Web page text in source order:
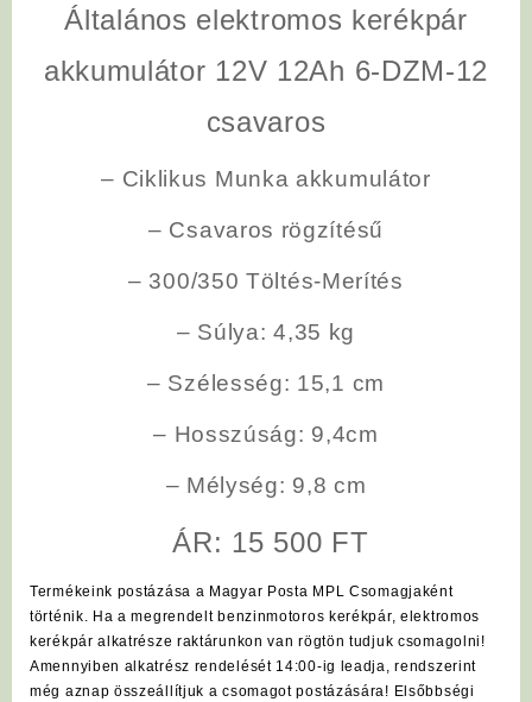
Általános elektromos kerékpár
akkumulátor 12V 12Ah 6-DZM-12
csavaros
– Ciklikus Munka akkumulátor
– Csavaros rögzítésű
– 300/350 Töltés-Merítés
– Súlya: 4,35 kg
– Szélesség: 15,1 cm
– Hosszúság: 9,4cm
– Mélység: 9,8 cm
ÁR: 15 500 FT
Termékeink postázása a Magyar Posta MPL Csomagjaként
történik. Ha a megrendelt benzinmotoros kerékpár, elektromos
kerékpár alkatrésze raktárunkon van rögtön tudjuk csomagolni!
Amennyiben alkatrész rendelését 14:00-ig leadja, rendszerint
még aznap összeállítjuk a csomagot postázására! Elsőbbségi